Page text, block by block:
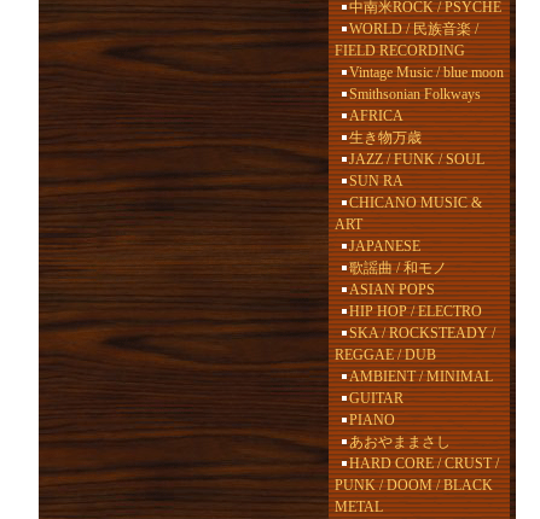
中南米ROCK / PSYCHE
WORLD / 民族音楽 /
FIELD RECORDING
Vintage Music / blue moon
Smithsonian Folkways
AFRICA
生き物万歳
JAZZ / FUNK / SOUL
SUN RA
CHICANO MUSIC &
ART
JAPANESE
歌謡曲 / 和モノ
ASIAN POPS
HIP HOP / ELECTRO
SKA / ROCKSTEADY /
REGGAE / DUB
AMBIENT / MINIMAL
GUITAR
PIANO
あおやままさし
HARD CORE / CRUST /
PUNK / DOOM / BLACK
METAL